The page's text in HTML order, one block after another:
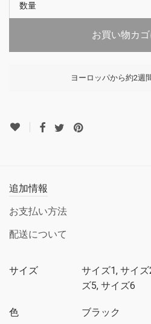
数量
お買い物カ
ヨーロッパから約2週
追加情報
お支払い方法
配送について
サイズ
サイズ1, サイ
ズ5, サイズ6
色 ブラック